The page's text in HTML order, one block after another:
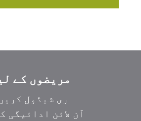
مریضوں کے
ری شیڈول
آن لائن ادائیگی